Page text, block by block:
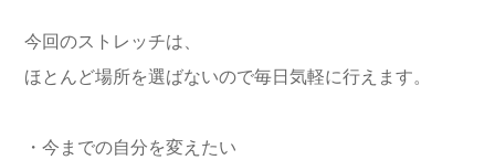
今回のストレッチは、
ほとんど場所を選ばないので毎日気軽に行えます。
・今までの自分を変えたい